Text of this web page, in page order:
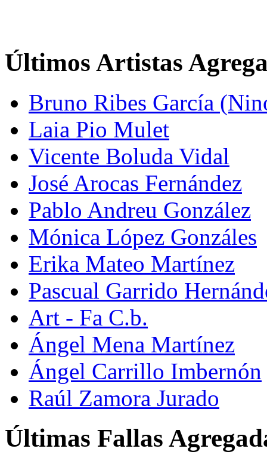
Últimos Artistas
Bruno Ribes García
Laia Pio Mulet
Vicente Boluda Vidal
José Arocas Fernández
Pablo Andreu González
Mónica López Gonzáles
Erika Mateo Martínez
Pascual Garrido
Art - Fa C.b.
Ángel Mena Martínez
Ángel Carrillo Imbernón
Raúl Zamora Jurado
Últimas Fallas